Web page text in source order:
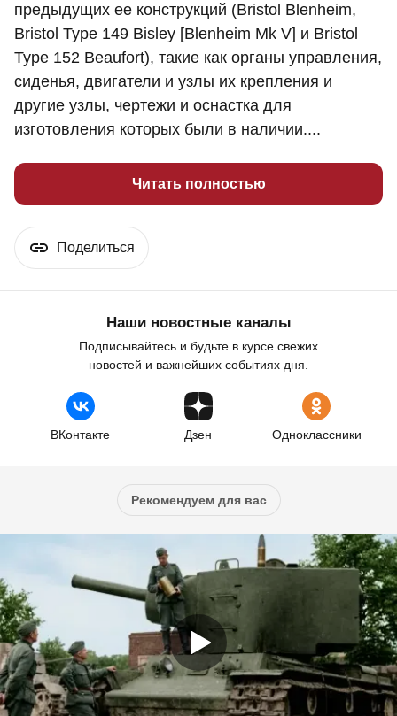
предыдущих ее конструкций (Bristol Blenheim,
Bristol Type 149 Bisley [Blenheim Mk V] и Bristol
Type 152 Beaufort), такие как органы управления,
сиденья, двигатели и узлы их крепления и
другие узлы, чертежи и оснастка для
изготовления которых были в наличии....
Читать полностью
Поделиться
Наши новостные каналы
Подписывайтесь и будьте в курсе свежих
новостей и важнейших событиях дня.
ВКонтакте Дзен Одноклассники
Рекомендуем для вас